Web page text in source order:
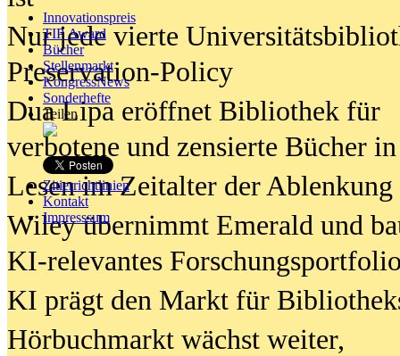
Innovationspreis
TIP Award
Bücher
Stellenmarkt
KongressNews
Sonderhefte
Teilen
Zitierrichtlinien
Kontakt
Impresssum
Nur jede vierte
Preservation-Policy
Dua Lipa eröffnet Bibliothek für
verbotene und zensierte Bücher
Lesen im Zeitalter der Ablenkung
Wiley übernimmt Emerald und
KI-relevantes
KI prägt den Markt für
Hörbuchmarkt wächst weiter,